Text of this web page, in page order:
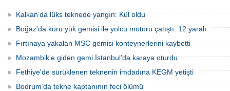
kurtarma çalışmaları sürüyor.
dönemedi.
Kalkan’da lüks teknede yangın: Kül oldu
Boğaz'da kuru yük gemisi ile yolcu motoru çatıştı: 12 yaralı
Fırtınaya yakalan MSC gemisi konteynerlerini kaybetti
Mozambik'e giden gemi İstanbul’da karaya oturdu
Fethiye'de sürüklenen teknenin imdadına KEGM yetişti
Bodrum’da tekne kaptanının feci ölümü